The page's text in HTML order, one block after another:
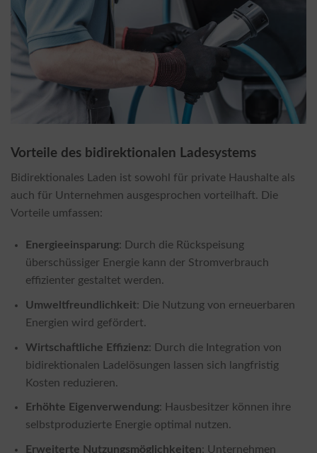
Vorteile des bidirektionalen Ladesystems
Bidirektionales Laden ist sowohl für private Haushalte als
auch für Unternehmen ausgesprochen vorteilhaft. Die
Vorteile umfassen:
Energieeinsparung: Durch die Rückspeisung
überschüssiger Energie kann der Stromverbrauch
effizienter gestaltet werden.
Umweltfreundlichkeit: Die Nutzung von erneuerbaren
Energien wird gefördert.
Wirtschaftliche Effizienz: Durch die Integration von
bidirektionalen Ladelösungen lassen sich langfristig
Kosten reduzieren.
Erhöhte Eigenverwendung: Hausbesitzer können ihre
selbstproduzierte Energie optimal nutzen.
Erweiterte Nutzungsmöglichkeiten: Unternehmen